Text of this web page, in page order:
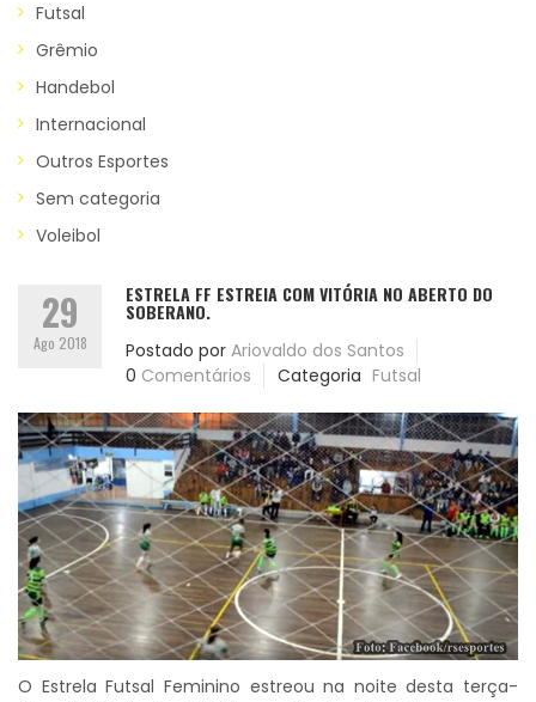
Futsal
Grêmio
Handebol
Internacional
Outros Esportes
Sem categoria
Voleibol
29
Ago 2018
ESTRELA FF ESTREIA COM VITÓRIA NO ABERTO DO
SOBERANO.
Postado por Ariovaldo dos Santos
0 Comentários Categoria Futsal
O Estrela Futsal Feminino estreou na noite desta terça-